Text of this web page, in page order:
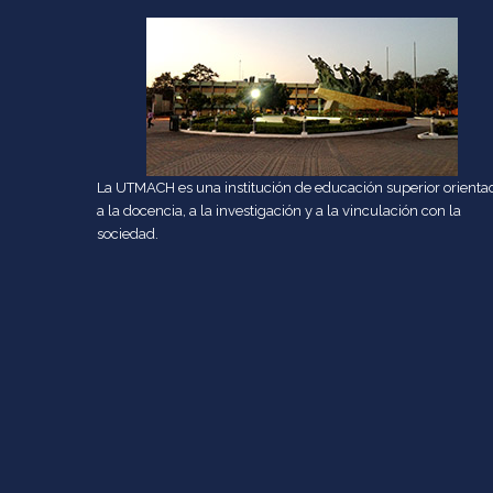
La UTMACH es una institución de educación superior
a la docencia, a la investigación y a la vinculación con la
sociedad.